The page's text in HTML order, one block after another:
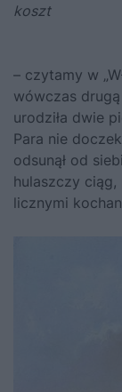
koszt
– czytamy w
wówczas
urodziła dwie
Para nie
odsunął od
hulaszczy
licznymi